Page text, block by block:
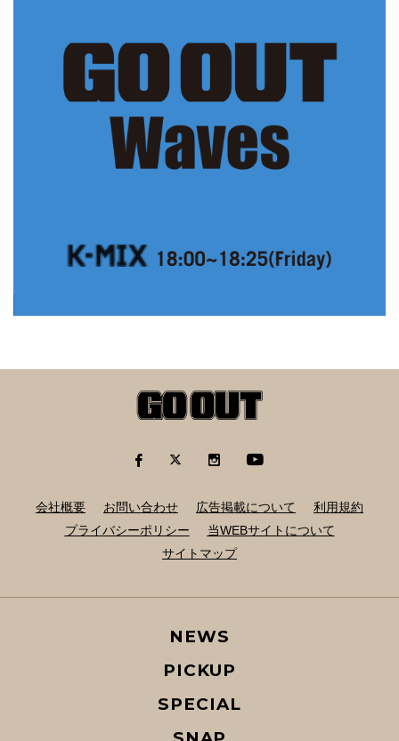
会社概要 お問い合わせ 広告掲載について
利用規約
プライバシーポリシー
当WEBサイトについて
サイトマップ
NEWS
PICKUP
SPECIAL